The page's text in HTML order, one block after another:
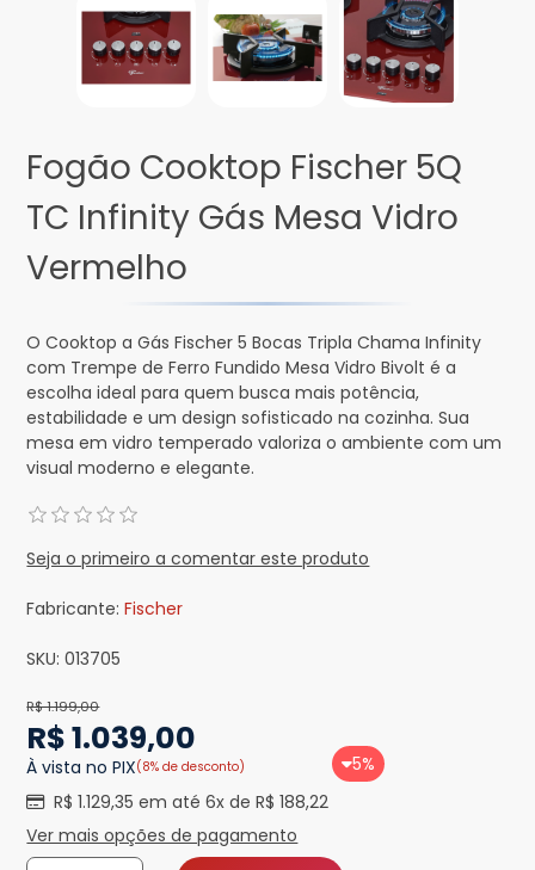
Fogão Cooktop Fischer 5Q
TC Infinity Gás Mesa Vidro
Vermelho
O Cooktop a Gás Fischer 5 Bocas Tripla Chama Infinity
com Trempe de Ferro Fundido Mesa Vidro Bivolt é a
escolha ideal para quem busca mais potência,
estabilidade e um design sofisticado na cozinha. Sua
mesa em vidro temperado valoriza o ambiente com um
visual moderno e elegante.
Seja o primeiro a comentar este produto
Fabricante: Fischer
SKU: 013705
R$ 1.199,00
R$ 1.039,00
À vista no PIX(8% de desconto)
R$ 1.129,35 em até 6x de R$ 188,22
Ver mais opções de pagamento
5%